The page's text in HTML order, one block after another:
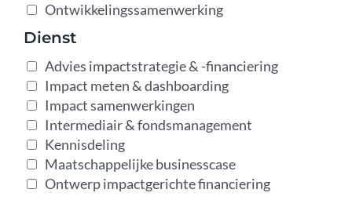
Ontwikkelingssamenwerking
Dienst
Advies impactstrategie & -financiering
Impact meten & dashboarding
Impact samenwerkingen
Intermediair & fondsmanagement
Kennisdeling
Maatschappelijke businesscase
Ontwerp impactgerichte financiering